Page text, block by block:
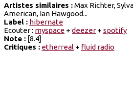
Artistes similaires :Max Richter,
American, Ian Hawgood...
Label : hibernate
Ecouter : myspace + deezer+ spotify
Note : [8.4]
Critiques : etherreal + fluid radio